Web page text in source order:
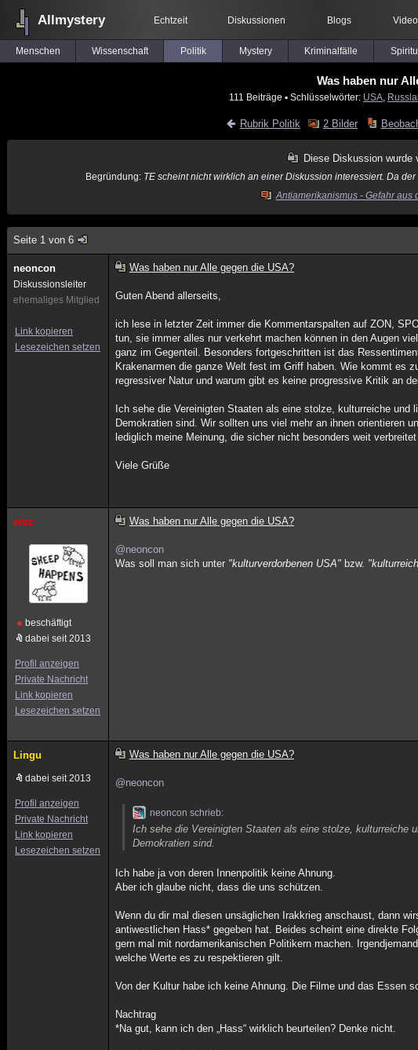
Allmystery Echtzeit Diskussionen Blogs
Menschen Wissenschaft Politik Mystery Kriminalfälle
Was haben nur
111 Beiträge ▪ Schlüsselwörter: USA
Rubrik Politik 2 Bilder
Diese Diskussion wurde
Begründung: TE scheint nicht wirklich an einer Diskussion interessiert. Da
Antiamerikanismus - Gefahr aus
Seite 1 von 6
neoncon
Diskussionsleiter
ehemaliges Mitglied
Link kopieren
Lesezeichen setzen
Was haben nur Alle gegen die USA?
Guten Abend allerseits,
ich lese in letzter Zeit immer die Kommentarspalten auf ZON,
tun, sie immer alles nur verkehrt machen können in den Augen
ganz im Gegenteil. Besonders fortgeschritten ist das
Krakenarmen die ganze Welt fest im Griff haben. Wie kommt es
regressiver Natur und warum gibt es keine progressive Kritik an
Ich sehe die Vereinigten Staaten als eine stolze, kulturreiche
Demokratien sind. Wir sollten uns viel mehr an ihnen orientieren
lediglich meine Meinung, die sicher nicht besonders weit
Viele Grüße
emz
beschäftigt
dabei seit 2013
Profil anzeigen
Private Nachricht
Link kopieren
Lesezeichen setzen
Was haben nur Alle gegen die USA?
@neoncon
Was soll man sich unter "kulturverdorbenen USA" bzw.
Lingu
dabei seit 2013
Profil anzeigen
Private Nachricht
Link kopieren
Lesezeichen setzen
Was haben nur Alle gegen die USA?
@neoncon
neoncon schrieb:
Ich sehe die Vereinigten Staaten als eine stolze, kulturreiche
Demokratien sind.
Ich habe ja von deren Innenpolitik keine Ahnung.
Aber ich glaube nicht, dass die uns schützen.
Wenn du dir mal diesen unsäglichen Irakkrieg anschaust, dann
antiwestlichen Hass* gegeben hat. Beides scheint eine direkte
gern mal mit nordamerikanischen Politikern machen.
welche Werte es zu respektieren gilt.
Von der Kultur habe ich keine Ahnung. Die Filme und das Essen
Nachtrag
*Na gut, kann ich den „Hass“ wirklich beurteilen? Denke nicht.